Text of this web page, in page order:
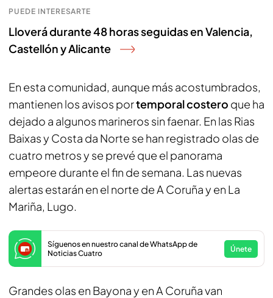
PUEDE INTERESARTE
Lloverá durante 48 horas seguidas en Valencia,
Castellón y Alicante
En esta comunidad, aunque más acostumbrados,
mantienen los avisos portemporal costero que ha
dejado a algunos marineros sin faenar. En las Rias
Baixas y Costa da Norte se han registrado olas de
cuatro metros y se prevé que el panorama
empeore durante el fin de semana. Las nuevas
alertas estarán en el norte de A Coruña y en La
Mariña, Lugo.
Síguenos en nuestro canal de WhatsApp de
Noticias Cuatro
Únete
Grandes olas en Bayona y en A Coruña van